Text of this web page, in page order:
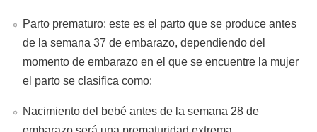
Parto prematuro: este es el parto que se produce antes
de la semana 37 de embarazo, dependiendo del
momento de embarazo en el que se encuentre la mujer
el parto se clasifica como:
Nacimiento del bebé antes de la semana 28 de